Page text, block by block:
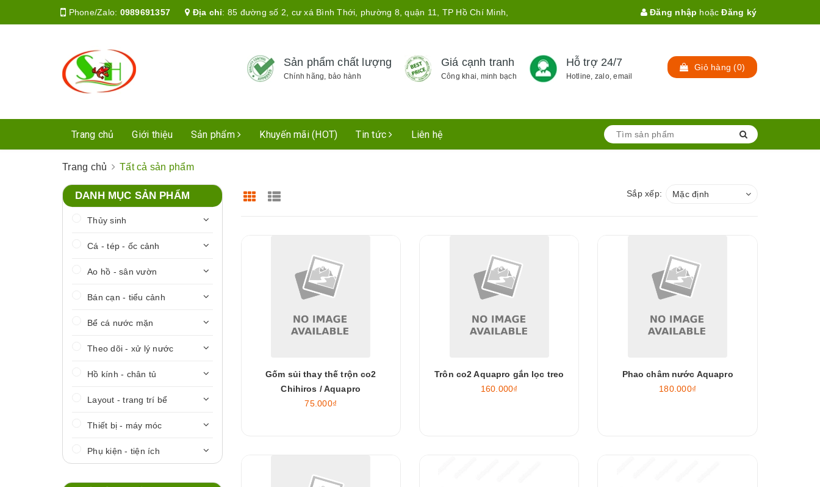
Phone/Zalo: 0989691357 Địa chỉ: 85 đường số 2, cư xá Bình Thới, phường 8, quận 11, TP Hồ Chí Minh, Đăng nhập hoặc Đăng ký
Sản phẩm chất lượng
Chính hãng, bảo hành
Giá cạnh tranh
Công khai, minh bạch
Hỗ trợ 24/7
Hotline, zalo, email
Giỏ hàng (0)
Trang chủ Giới thiệu Sản phẩm Khuyến mãi (HOT) Tin tức Liên hệ
Trang chủ Tất cả sản phẩm
Sắp xếp: Mặc định
Gốm sủi thay thế trộn co2
Chihiros / Aquapro
75.000₫
Trôn co2 Aquapro gắn lọc treo
160.000₫
Phao châm nước Aquapro
180.000₫
DANH MỤC SẢN PHẨM
Thủy sinh
Cá - tép - ốc cảnh
Ao hồ - sân vườn
Bán cạn - tiểu cảnh
Bể cá nước mặn
Theo dõi - xử lý nước
Hồ kính - chân tủ
Layout - trang trí bể
Thiết bị - máy móc
Phụ kiện - tiện ích